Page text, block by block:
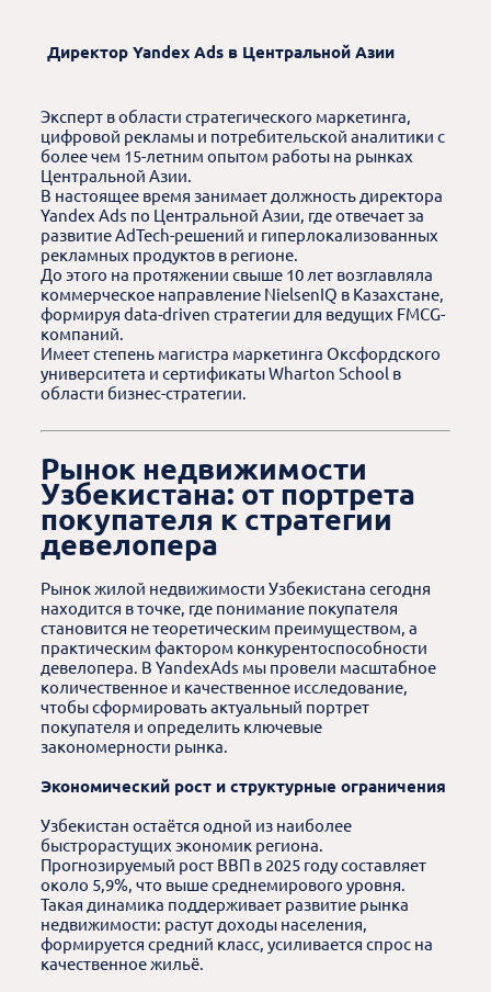
Директор Yandex Ads в Центральной Азии
Эксперт в области стратегического маркетинга,
цифровой рекламы и потребительской аналитики с
более чем 15-летним опытом работы на рынках
Центральной Азии.
В настоящее время занимает должность директора
Yandex Ads по Центральной Азии, где отвечает за
развитие AdTech-решений и гиперлокализованных
рекламных продуктов в регионе.
До этого на протяжении свыше 10 лет возглавляла
коммерческое направление NielsenIQ в Казахстане,
формируя data-driven стратегии для ведущих FMCG-
компаний.
Имеет степень магистра маркетинга Оксфордского
университета и сертификаты Wharton School в
области бизнес-стратегии.
Рынок недвижимости
Узбекистана: от портрета
покупателя к стратегии
девелопера
Рынок жилой недвижимости Узбекистана сегодня
находится в точке, где понимание покупателя
становится не теоретическим преимуществом, а
практическим фактором конкурентоспособности
девелопера. В YandexAds мы провели масштабное
количественное и качественное исследование,
чтобы сформировать актуальный портрет
покупателя и определить ключевые
закономерности рынка.
Экономический рост и структурные ограничения
Узбекистан остаётся одной из наиболее
быстрорастущих экономик региона.
Прогнозируемый рост ВВП в 2025 году составляет
около 5,9%, что выше среднемирового уровня.
Такая динамика поддерживает развитие рынка
недвижимости: растут доходы населения,
формируется средний класс, усиливается спрос на
качественное жильё.